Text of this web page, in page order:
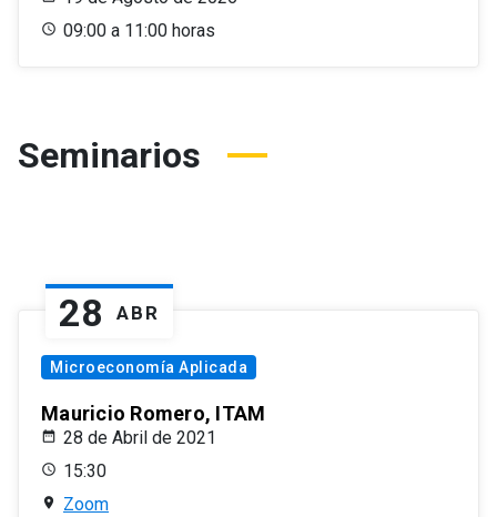
09:00 a 11:00 horas
Seminarios
28 ABR
Microeconomía Aplicada
Mauricio Romero, ITAM
28 de Abril de 2021
15:30
Zoom